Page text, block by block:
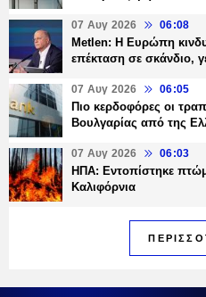
07 Αυγ 2026 06:08
Metlen: Η Ευρώπη
επέκταση σε σκάνδιο,
07 Αυγ 2026 06:05
Πιο κερδοφόρες οι
Βουλγαρίας από της
07 Αυγ 2026 06:03
ΗΠΑ: Εντοπίστηκε
Καλιφόρνια